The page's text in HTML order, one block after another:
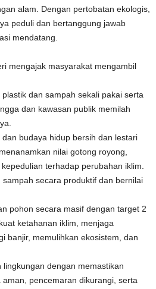
alam. Dengan pertobatan ekologis,
peduli dan bertanggung jawab
mendatang.
mengajak masyarakat mengambil
dan sampah sekali pakai serta
dan kawasan publik memilah
budaya hidup bersih dan lestari
nilai gotong royong,
terhadap perubahan iklim.
secara produktif dan bernilai
pohon secara masif dengan target 2
ketahanan iklim, menjaga
banjir, memulihkan ekosistem, dan
dengan memastikan
pencemaran dikurangi, serta